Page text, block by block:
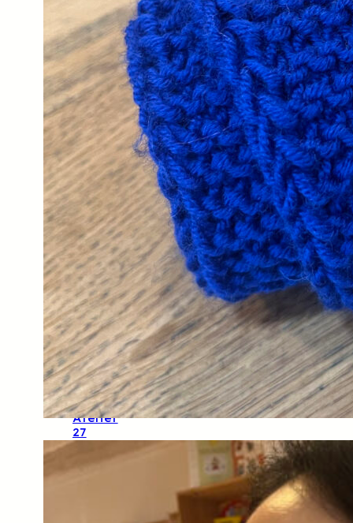
AGF
Tissus
Riley
Blake
Tissus
Atelier
Brunette
Tissus
Alexander
Henry
Tissus
Cotton
+
Steel
Tissus
Dashwood
Studios
Tissus
Mona
Luna
Tissus
Kokka
Tissus
Cloud9
Tissus
Lise
Tailor
Tissus
Atelier
27
Tissus
Rico